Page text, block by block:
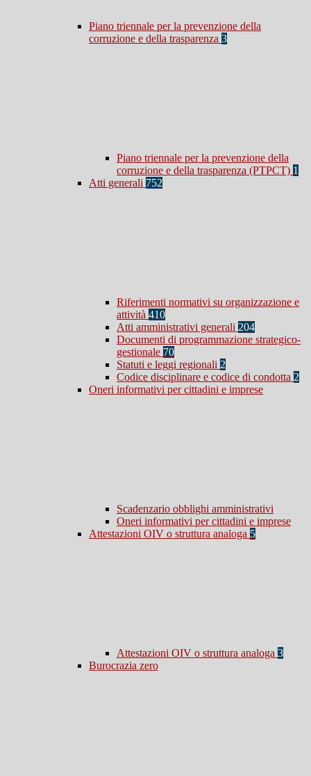
Piano triennale per la prevenzione della
corruzione e della trasparenza 3
Piano triennale per la prevenzione della
corruzione e della trasparenza (PTPCT) 1
Atti generali 752
Riferimenti normativi su organizzazione e
attività 410
Atti amministrativi generali 204
Documenti di programmazione strategico-
gestionale 70
Statuti e leggi regionali 2
Codice disciplinare e codice di condotta 2
Oneri informativi per cittadini e imprese
Scadenzario obblighi amministrativi
Oneri informativi per cittadini e imprese
Attestazioni OIV o struttura analoga 5
Attestazioni OIV o struttura analoga 3
Burocrazia zero